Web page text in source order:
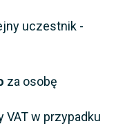
uczestnik -
za osobę
VAT w przypadku